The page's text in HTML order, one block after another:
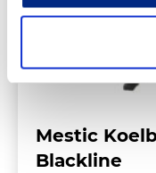
Mestic
Blackline